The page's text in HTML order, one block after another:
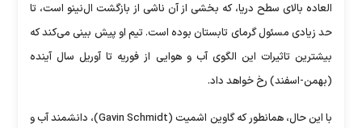
العاده بالای سطح دریا، که بخشی از آن ناشی از بازگشت ال‌نینو است، تا
حد زیادی مسئول گرمای تابستان بوده است. تیم او پیش بینی می‌کند که
بیشترین تاثیرات این الگوی آب و هوایی از فوریه تا آوریل سال آینده
(بهمن-اسفند) رخ خواهد داد.
با این حال، همانطور که گاوین اشمیت (Gavin Schmidt)، دانشمند آب و